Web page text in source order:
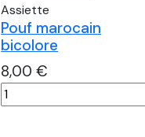
Assiette
Pouf marocain
bicolore
8,00€
quantité
de